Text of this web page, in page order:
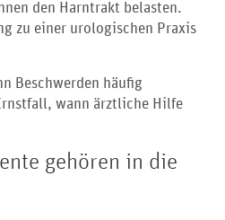
den Harntrakt belasten.
zu einer urologischen Praxis
Beschwerden häufig
wann ärztliche Hilfe
gehören in die